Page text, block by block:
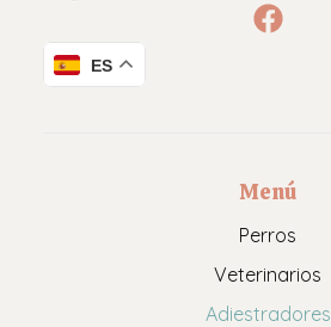
ES
Menú
Perros
Veterinarios
Adiestradores